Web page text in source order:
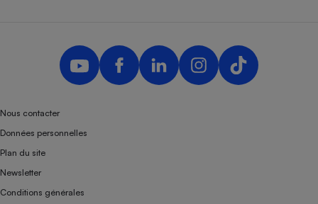
Nous contacter
Données personnelles
Plan du site
Newsletter
Conditions générales